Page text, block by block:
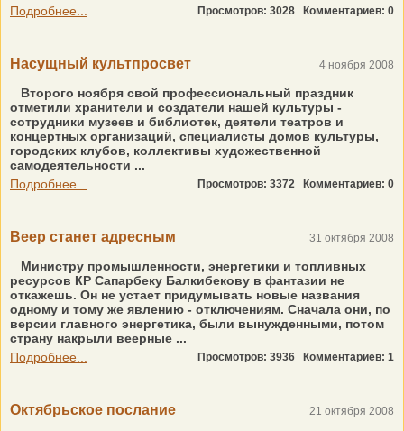
Подробнее...
Просмотров: 3028 Комментариев: 0
Насущный культпросвет 4 ноября 2008
Второго ноября свой профессиональный праздник
отметили хранители и создатели нашей культуры -
сотрудники музеев и библиотек, деятели театров и
концертных организаций, специалисты домов культуры,
городских клубов, коллективы художественной
самодеятельности ...
Подробнее...
Просмотров: 3372 Комментариев: 0
Веер станет адресным 31 октября 2008
Министру промышленности, энергетики и топливных
ресурсов КР Сапарбеку Балкибекову в фантазии не
откажешь. Он не устает придумывать новые названия
одному и тому же явлению - отключениям. Сначала они, по
версии главного энергетика, были вынужденными, потом
страну накрыли веерные ...
Подробнее...
Просмотров: 3936 Комментариев: 1
Октябрьское послание 21 октября 2008